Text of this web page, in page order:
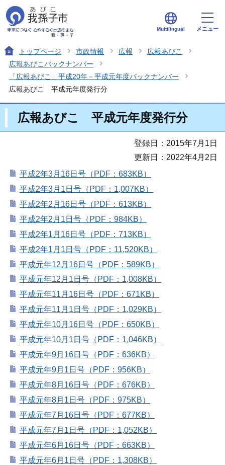
Multilingual メニュー
トップページ 市政情報 広報
広報あびこ
広報あびこバックナンバー
「広報あびこ」平成20年－平成元年度バックナンバー
広報あびこ 平成元年度発行分
広報あびこ 平成元年度発行分
登録日：2015年7月1日
更新日：2022年4月2日
平成2年3月16日号（PDF：683KB）
平成2年3月1日号（PDF：1,007KB）
平成2年2月16日号（PDF：613KB）
平成2年2月1日号（PDF：984KB）
平成2年1月16日号（PDF：713KB）
平成2年1月1日号（PDF：11,520KB）
平成元年12月16日号（PDF：589KB）
平成元年12月1日号（PDF：1,008KB）
平成元年11月16日号（PDF：671KB）
平成元年11月1日号（PDF：1,029KB）
平成元年10月16日号（PDF：650KB）
平成元年10月1日号（PDF：1,046KB）
平成元年9月16日号（PDF：636KB）
平成元年9月1日号（PDF：956KB）
平成元年8月16日号（PDF：676KB）
平成元年8月1日号（PDF：975KB）
平成元年7月16日号（PDF：677KB）
平成元年7月1日号（PDF：1,052KB）
平成元年6月16日号（PDF：663KB）
平成元年6月1日号（PDF：1,308KB）